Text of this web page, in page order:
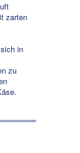
zarten
in
zu